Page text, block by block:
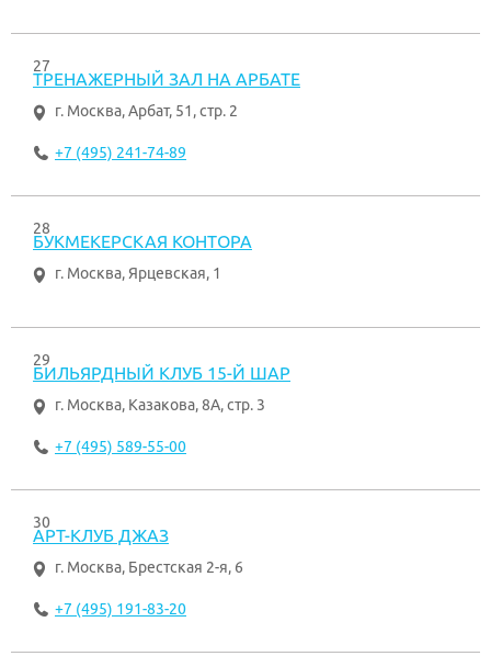
27
ТРЕНАЖЕРНЫЙ ЗАЛ НА АРБАТЕ
г. Москва,Арбат, 51, стр. 2
+7 (495) 241-74-89
28
БУКМЕКЕРСКАЯ КОНТОРА
г. Москва, Ярцевская, 1
29
БИЛЬЯРДНЫЙ КЛУБ 15-Й ШАР
г. Москва, Казакова, 8А, стр. 3
+7 (495) 589-55-00
30
АРТ-КЛУБ ДЖАЗ
г. Москва, Брестская 2-я, 6
+7 (495) 191-83-20